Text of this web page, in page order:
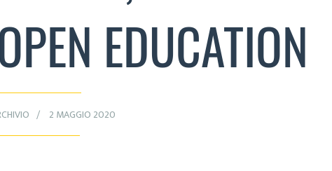
EDUCATION
2 MAGGIO 2020